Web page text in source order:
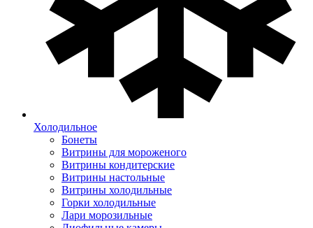
Холодильное
Бонеты
Витрины для мороженого
Витрины кондитерские
Витрины настольные
Витрины холодильные
Горки холодильные
Лари морозильные